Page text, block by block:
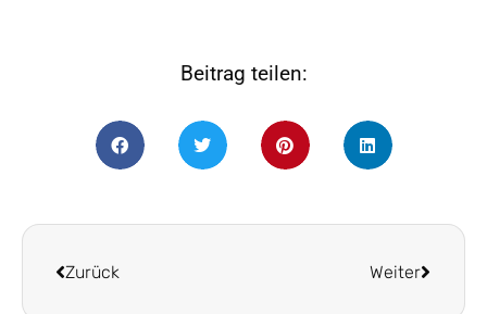
Beitrag teilen:
Zurück Weiter